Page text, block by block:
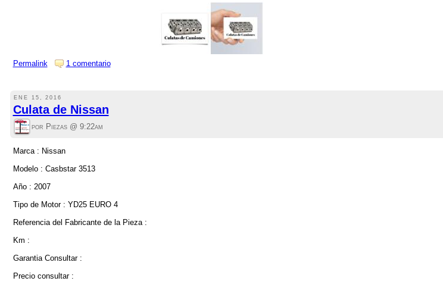
Permalink 1 comentario
ENE 15, 2016
Culata de Nissan
por Piezas @ 9:22am
Marca : Nissan
Modelo : Casbstar 3513
Año : 2007
Tipo de Motor : YD25 EURO 4
Referencia del Fabricante de la Pieza :
Km :
Garantia Consultar :
Precio consultar :